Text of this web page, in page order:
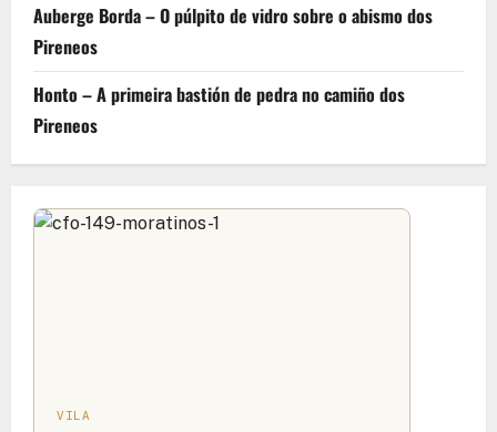
Auberge Borda – O púlpito de vidro sobre o abismo dos
Pireneos
Honto – A primeira bastión de pedra no camiño dos
Pireneos
VILA